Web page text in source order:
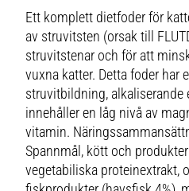
Ett komplett dietfoder för
av struvitsten (orsak till
struvitstenar och för att
vuxna katter. Detta foder har
struvitbildning, alkaliserande
innehåller en låg nivå av
vitamin.
Spannmål, kött och
vegetabiliska proteinextrakt,